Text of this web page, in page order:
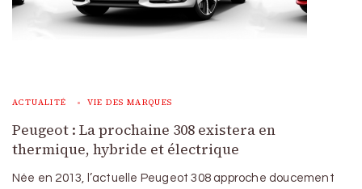
ACTUALITÉ VIE DES MARQUES
Peugeot : La prochaine 308 existera en
thermique, hybride et électrique
Née en 2013, l’actuelle Peugeot 308 approche doucement